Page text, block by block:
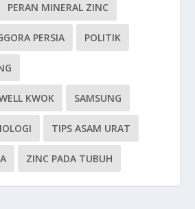
PERAN MINERAL ZINC
PERSIA POLITIK
KWOK SAMSUNG
TIPS ASAM URAT
ZINC PADA TUBUH